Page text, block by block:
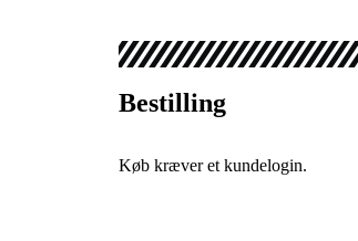
Bestilling
Køb kræver et kundelogin.